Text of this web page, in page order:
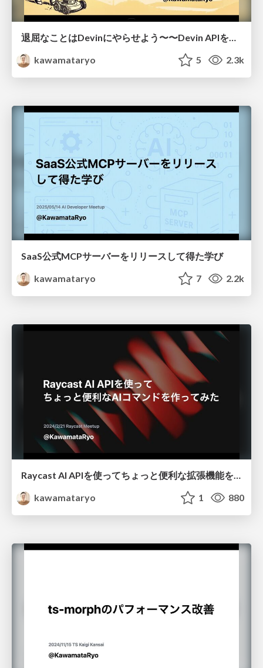
退屈なことはDevinにやらせよう〜〜Devin APIを使ったVisual Regression Testの自動追加〜
kawamataryo
5 2.3k
SaaS公式MCPサーバーをリリースして得た学び
kawamataryo
7 2.2k
Raycast AI APIを使ってちょっと便利な拡張機能を作ってみた / created-a-handy-extension-using-the-raycast-ai-api
kawamataryo
1 880